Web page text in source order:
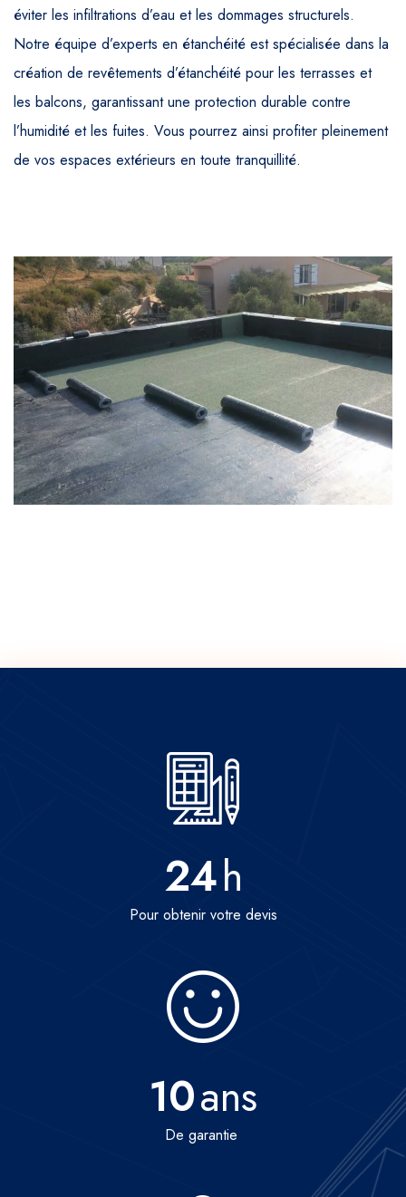
éviter les infiltrations d’eau et les dommages structurels.
Notre équipe d’experts en étanchéité est spécialisée dans la
création de revêtements d’étanchéité pour les terrasses et
les balcons, garantissant une protection durable contre
l’humidité et les fuites. Vous pourrez ainsi profiter pleinement
de vos espaces extérieurs en toute tranquillité.
24h
Pour obtenir votre devis
10ans
De garantie